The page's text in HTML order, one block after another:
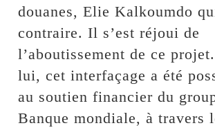
douanes, Elie Kalkoumdo
contraire. Il s’est réjoui de
l’aboutissement de ce
lui, cet interfaçage a été
au soutien financier du
Banque mondiale, à travers